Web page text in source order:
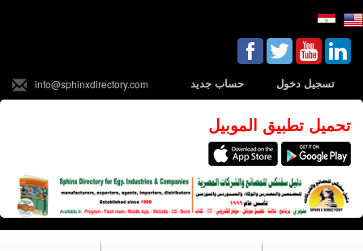
تسجيل دخول حساب جديد info@sphinxdirectory.com
تحميل تطبيق الموبيل